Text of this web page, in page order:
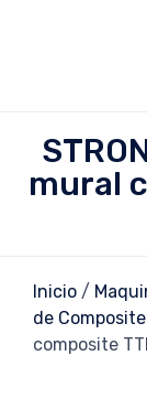
mural
Inicio /
de Composite
composite